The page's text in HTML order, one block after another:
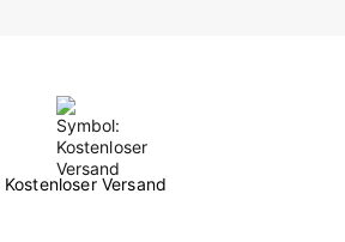
Kostenloser Versand